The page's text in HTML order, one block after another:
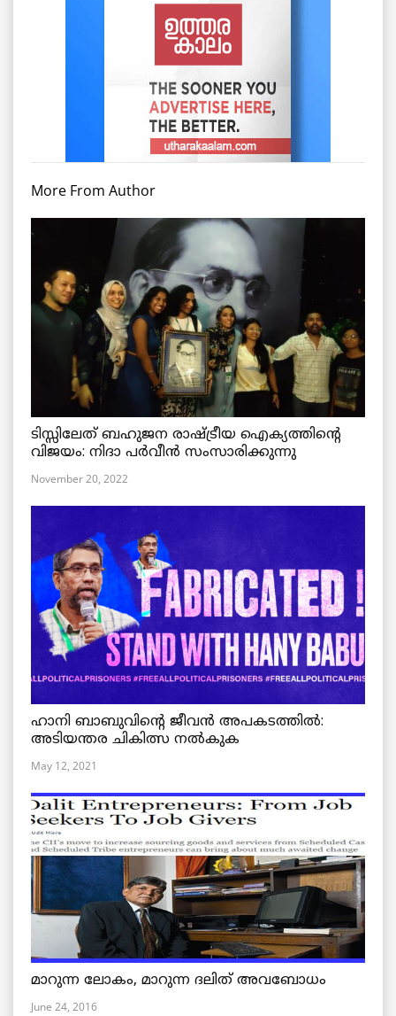
More From Author
ടിസ്സിലേത് ബഹുജന രാഷ്ട്രീയ ഐക്യത്തിന്റെ
വിജയം: നിദാ പർവീൻ സംസാരിക്കുന്നു
November 20, 2022
ഹാനി ബാബുവിന്റെ ജീവൻ അപകടത്തിൽ:
അടിയന്തര ചികിത്സ നൽകുക
May 12, 2021
മാറുന്ന ലോകം, മാറുന്ന ദലിത് അവബോധം
June 24, 2016